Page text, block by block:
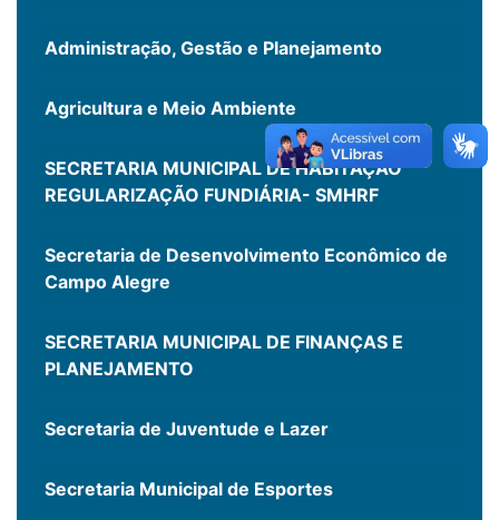
Administração, Gestão e Planejamento
Agricultura e Meio Ambiente
SECRETARIA MUNICIPAL DE HABITAÇÃO
REGULARIZAÇÃO FUNDIÁRIA- SMHRF
Secretaria de Desenvolvimento Econômico de
Campo Alegre
SECRETARIA MUNICIPAL DE FINANÇAS E
PLANEJAMENTO
Secretaria de Juventude e Lazer
Secretaria Municipal de Esportes